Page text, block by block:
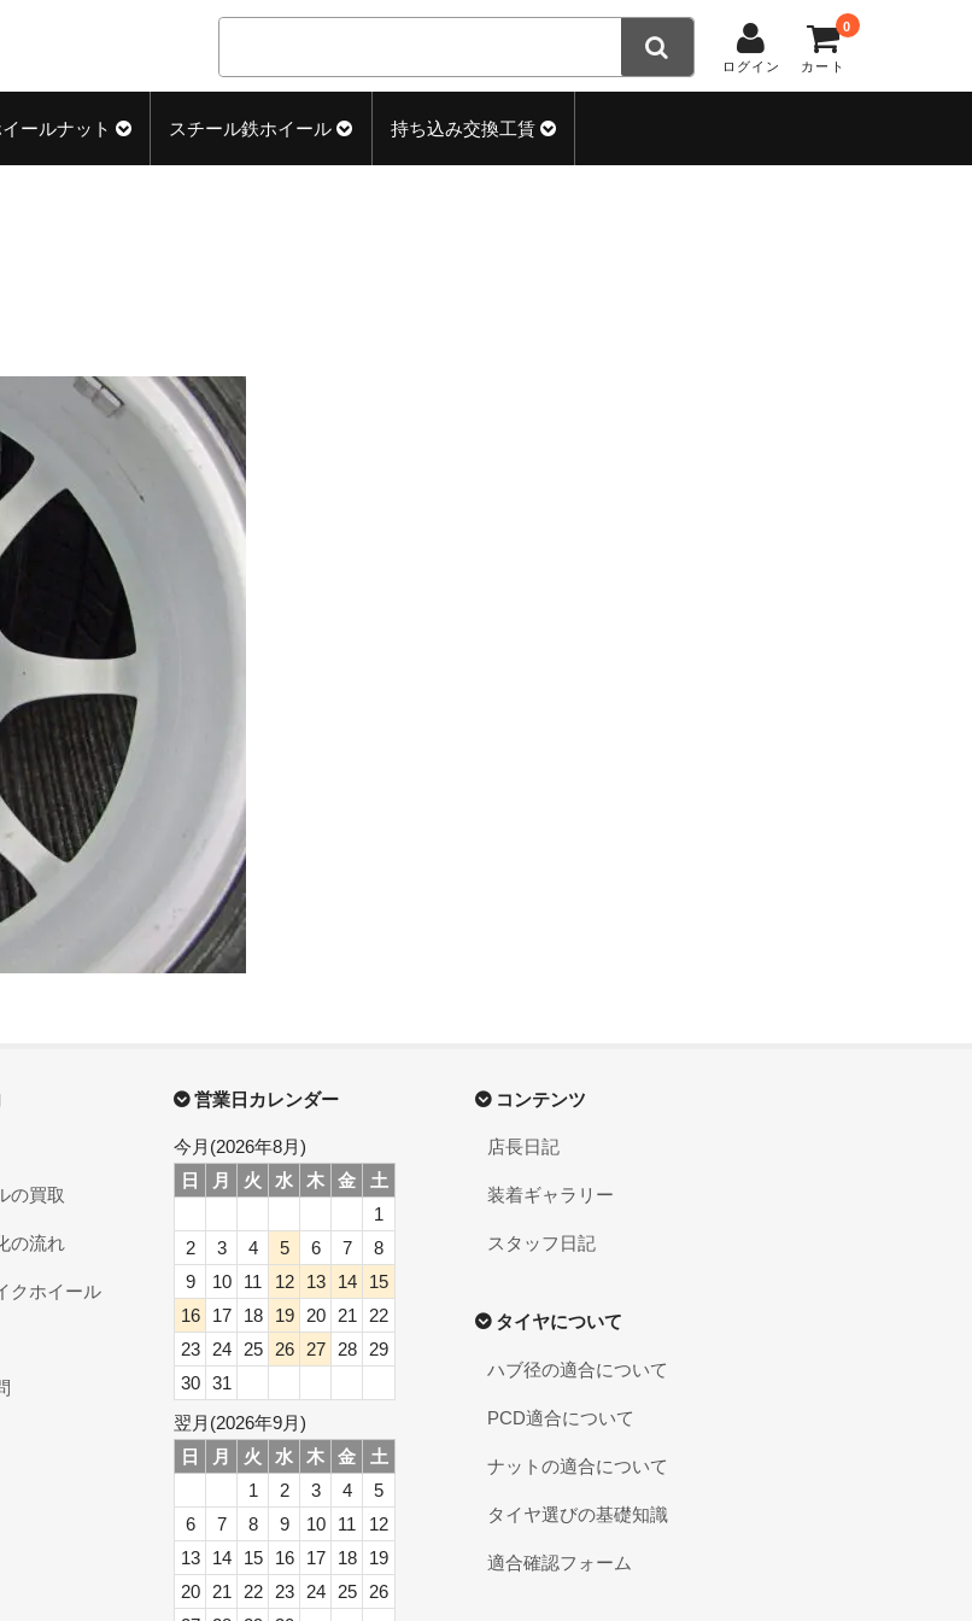
ログイン カート
0
ールナット スチール鉄ホイール 持ち込み交換工賃
の買取
の流れ
クホイール
コンテンツ
店長日記
装着ギャラリー
スタッフ日記
タイヤについて
ハブ径の適合について
PCD適合について
ナットの適合について
タイヤ選びの基礎知識
適合確認フォーム
営業日カレンダー
今月(2026年8月)
日
月 火 水 木 金
土
1
2
3 4 5 6 7
8
9
10 11 12 13 14
15
16
17 18 19 20 21
22
23
24 25 26 27 28
29
30
31
翌月(2026年9月)
日
月 火 水 木 金
土
1
2 3 4
5
6
7 8 9 10 11
12
13
14 15 16 17 18
19
20
21 22 23 24 25
26